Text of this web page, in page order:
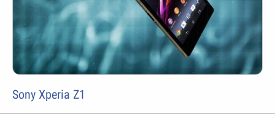
Sony Xperia Z1